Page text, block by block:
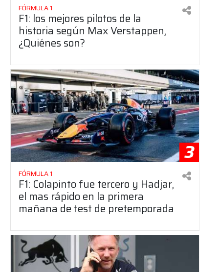
FÓRMULA 1
F1: los mejores pilotos de la
historia según Max Verstappen,
¿Quiénes son?
3
FÓRMULA 1
F1: Colapinto fue tercero y Hadjar,
el mas rápido en la primera
mañana de test de pretemporada